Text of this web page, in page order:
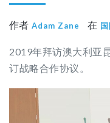
作者 Adam Zane 在
2019年拜访澳大利亚
订战略合作协议。